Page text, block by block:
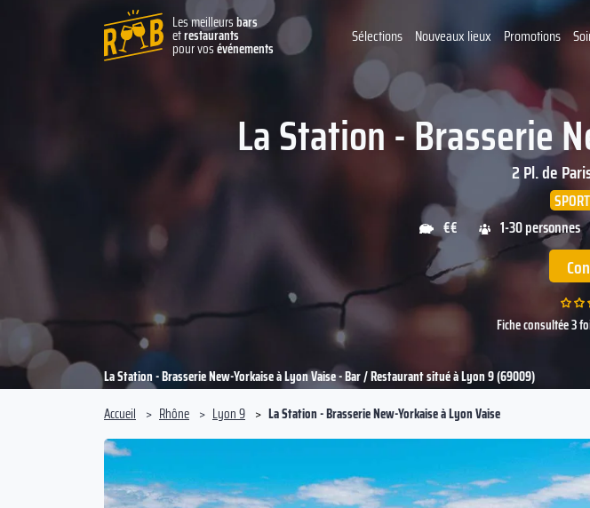
Les meilleursbars
etrestaurants
pour vosévénements
Sélections Nouveaux lieux Promotions
La Station - Brasserie
2 Pl. de
SPORT
€€
1-30 personnes
Fiche consultée 3
La Station - Brasserie New-Yorkaise à Lyon Vaise - Bar / Restaurant situé à Lyon 9 (69009)
Accueil
Rhône Lyon 9 La Station - Brasserie New-Yorkaise à Lyon Vaise